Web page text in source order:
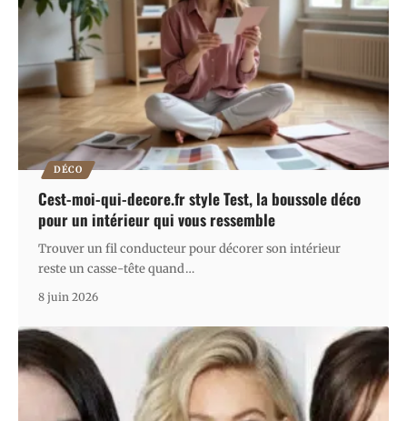
DÉCO
Cest-moi-qui-decore.fr style Test, la boussole déco
pour un intérieur qui vous ressemble
Trouver un fil conducteur pour décorer son intérieur
reste un casse-tête quand…
8 juin 2026